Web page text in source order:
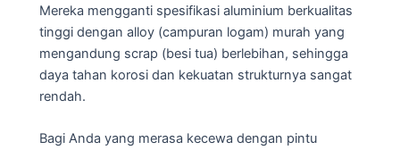
Mereka mengganti spesifikasi aluminium berkualitas
tinggi dengan alloy (campuran logam) murah yang
mengandung scrap (besi tua) berlebihan, sehingga
daya tahan korosi dan kekuatan strukturnya sangat
rendah.
Bagi Anda yang merasa kecewa dengan pintu